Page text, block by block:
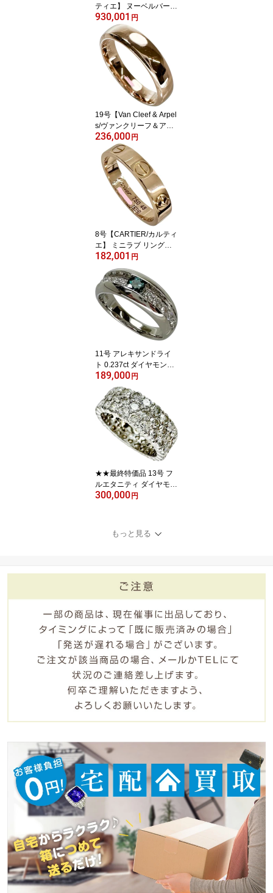
ティエ】 ヌーベルバーグ
リング・指輪 K18WGホ
ワイトゴールド 18金 13.
5g #53 レディース【中
古】【真子質店】【G
D】【KIMox】
930,001 円
19号【Van Cleef & Arpel
s/ヴァンクリーフ＆アー
ペル】 トゥージュール
リング・指輪 K18PGピ
ンクゴールド 18金 7.7g
#60 メンズ【中古】【真
子質店】【GD】【IMiD
236,000 円
8号【CARTIER/カルティ
エ】 ミニラブ リング・
指輪 K18PGピンクゴー
ルド 18金 3.3g #48 レデ
ィース【中古】【真子質
店】【GD】【IMaMiY】
182,001 円
11号 アレキサンドライ
ト 0.237ct ダイヤモンド
0.343ct リング・指輪 Pt9
00プラチナ 9.5g レディ
ース【中古】【真子質
店】【NN】【IMaKMo】
189,000 円
★★最終特価品 13号 フ
ルエタニティ ダイヤモン
ド 4.67ct リング・指輪 P
店】【NN】【TYYT】
300,000 円
もっと見る